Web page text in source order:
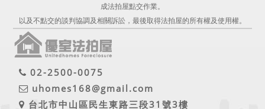
成法拍屋點交作業。
以及不點交的談判協調及相關訴訟，最後取得法拍屋的所有權及使用權。
02-2500-0075
uhomes168@gmail.com
台北市中山區民生東路三段31號3樓